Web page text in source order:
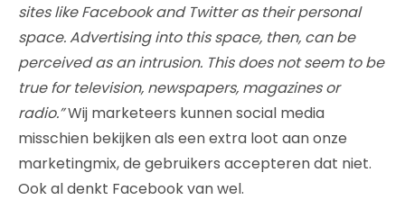
sites like Facebook and Twitter as their personal
space. Advertising into this space, then, can be
perceived as an intrusion. This does not seem to be
true for television, newspapers, magazines or
radio.”Wij marketeers kunnen social media
misschien bekijken als een extra loot aan onze
marketingmix, de gebruikers accepteren dat niet.
Ook al denkt Facebook van wel.